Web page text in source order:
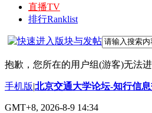
直播TV
排行Ranklist
抱歉，您所在的用户组(游客)无法
手机版|北京交通大学论坛-知行信
GMT+8, 2026-8-9 14:34